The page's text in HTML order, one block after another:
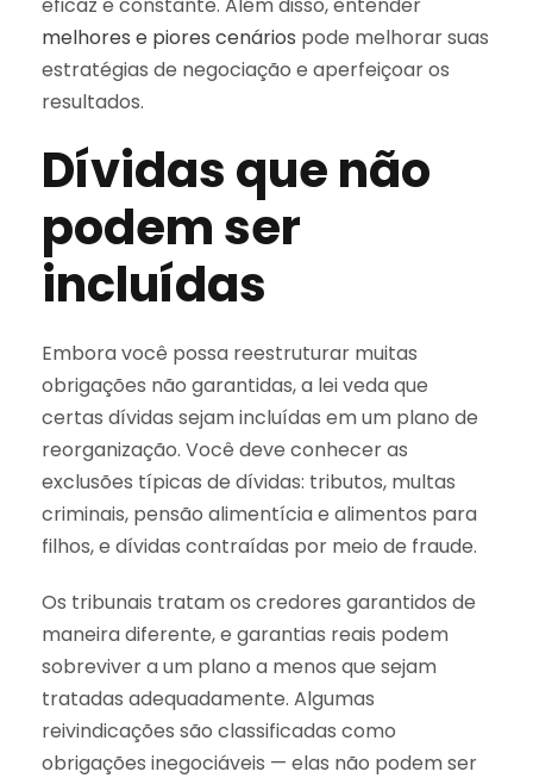
melhores e piores cenários pode melhorar suas
estratégias de negociação e aperfeiçoar os
resultados.
Dívidas que não
podem ser
incluídas
Embora você possa reestruturar muitas
obrigações não garantidas, a lei veda que
certas dívidas sejam incluídas em um plano de
reorganização. Você deve conhecer as
exclusões típicas de dívidas: tributos, multas
criminais, pensão alimentícia e alimentos para
filhos, e dívidas contraídas por meio de fraude.
Os tribunais tratam os credores garantidos de
maneira diferente, e garantias reais podem
sobreviver a um plano a menos que sejam
tratadas adequadamente. Algumas
reivindicações são classificadas como
obrigações inegociáveis — elas não podem ser